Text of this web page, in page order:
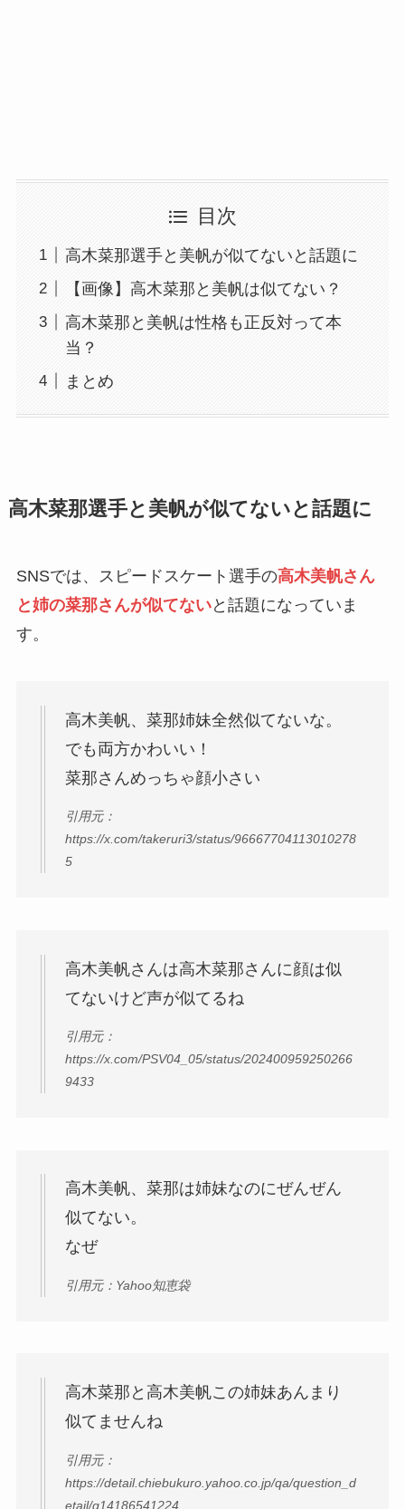
目次
高木菜那選手と美帆が似てないと話題に
【画像】高木菜那と美帆は似てない？
高木菜那と美帆は性格も正反対って本
当？
まとめ
高木菜那選手と美帆が似てないと話題に
SNSでは、スピードスケート選手の高木美帆さん
と姉の菜那さんが似てないと話題になっていま
す。
高木美帆、菜那姉妹全然似てないな。
でも両方かわいい！
菜那さんめっちゃ顔小さい
引用元：
https://x.com/takeruri3/status/96667704113010278
5
高木美帆さんは高木菜那さんに顔は似
てないけど声が似てるね
引用元：
https://x.com/PSV04_05/status/202400959250266
9433
高木美帆、菜那は姉妹なのにぜんぜん
似てない。
なぜ
引用元：Yahoo知恵袋
高木菜那と高木美帆この姉妹あんまり
似てませんね
引用元：
https://detail.chiebukuro.yahoo.co.jp/qa/question_d
etail/q14186541224